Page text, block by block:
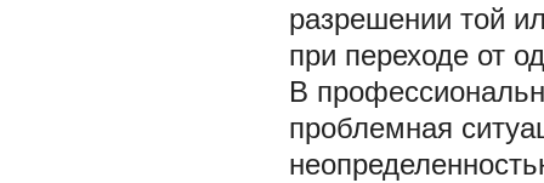
разрешении той
при переходе от
В
проблемная